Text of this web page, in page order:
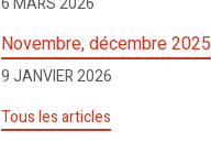
Novembre, décembre 2025
9 JANVIER 2026
Tous les articles